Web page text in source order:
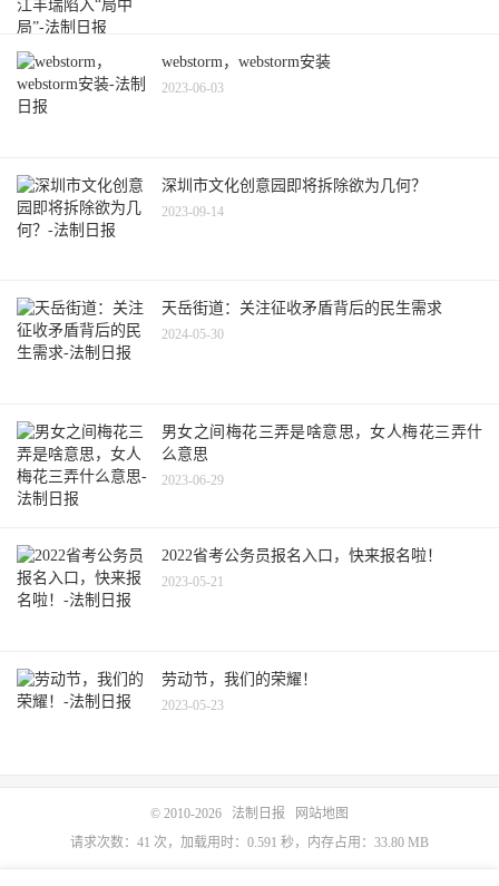
webstorm，webstorm安装
2023-06-03
深圳市文化创意园即将拆除欲为几何？
2023-09-14
天岳街道：关注征收矛盾背后的民生需求
2024-05-30
男女之间梅花三弄是啥意思，女人梅花三弄什
么意思
2023-06-29
2022省考公务员报名入口，快来报名啦！
2023-05-21
劳动节，我们的荣耀！
2023-05-23
© 2010-2026 法制日报
网站地图
请求次数：41 次，加载用时：0.591 秒，内存占用：33.80 MB